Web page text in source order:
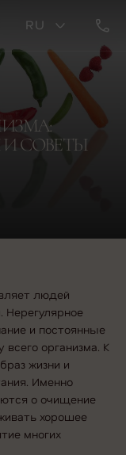
RU
СОВЕТЫ
людей
и постоянные
организма. К
жизни и
Именно
о очищение
хорошее
многих